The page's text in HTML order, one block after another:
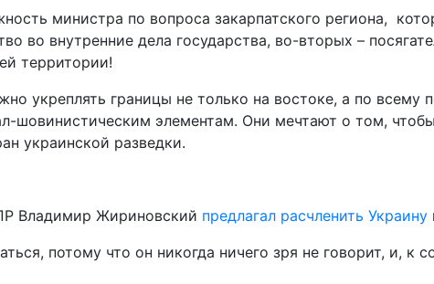
министра по вопроса закарпатского региона,
во внутренние дела государства, во-вторых –
территории!
укреплять границы не только на востоке, а по
шовинистическим элементам. Они мечтают о том,
украинской разведки.
Владимир Жириновский предлагал расчленить Украину
потому что он никогда ничего зря не говорит, и, к